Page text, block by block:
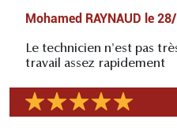
Mohamed RAYNAUD le
Le technicien n'est pas
travail assez rapidement